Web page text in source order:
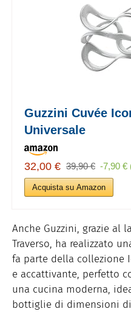
Guzzini Cuvée
Universale
32,00 € 39,90 € -7,90 €
Acquista su Amazon
Anche Guzzini, grazie al
Traverso, ha realizzato
fa parte della collezione
e accattivante, perfetto
una cucina moderna,
bottiglie di dimensioni